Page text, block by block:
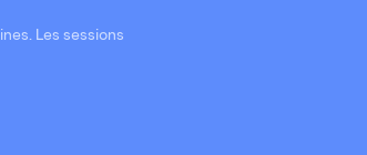
Les sessions